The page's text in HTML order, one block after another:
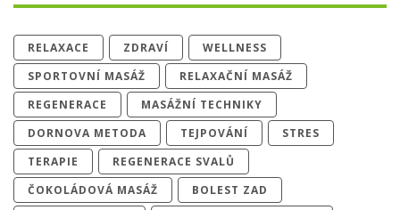
RELAXACE ZDRAVÍ
WELLNESS
SPORTOVNÍ MASÁŽ
RELAXAČNÍ MASÁŽ
REGENERACE
MASÁŽNÍ TECHNIKY
DORNOVA METODA
TEJPOVÁNÍ
STRES
TERAPIE
REGENERACE SVALŮ
ČOKOLÁDOVÁ MASÁŽ
BOLEST ZAD